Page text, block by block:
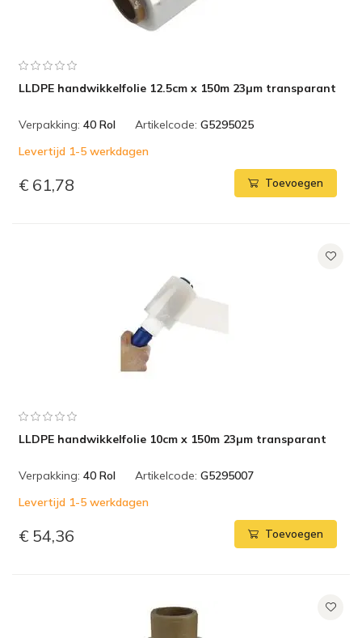
LLDPE handwikkelfolie 12.5cm x 150m 23µm transparant
Verpakking: 40 Rol Artikelcode: G5295025
Levertijd 1-5 werkdagen
€ 61,78 Toevoegen
LLDPE handwikkelfolie 10cm x 150m 23µm transparant
Verpakking: 40 Rol Artikelcode: G5295007
Levertijd 1-5 werkdagen
€ 54,36 Toevoegen